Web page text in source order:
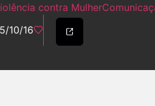
contra Mulher
10/16